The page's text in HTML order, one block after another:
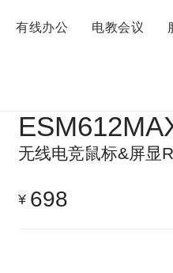
有线办公 电教会议
无线电竞鼠标&屏显
¥ 698